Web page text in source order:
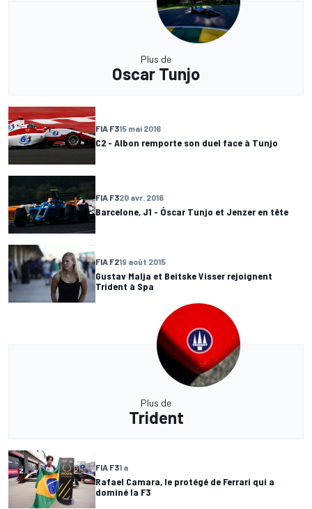
Plus de
Oscar Tunjo
FIA F315 mai 2016
C2 - Albon remporte son duel face à Tunjo
FIA F320 avr. 2016
Barcelone, J1 - Óscar Tunjo et Jenzer en tête
FIA F219 août 2015
Gustav Malja et Beitske Visser rejoignent
Trident à Spa
Plus de
Trident
FIA F31 a
Rafael Camara, le protégé de Ferrari qui a
dominé la F3